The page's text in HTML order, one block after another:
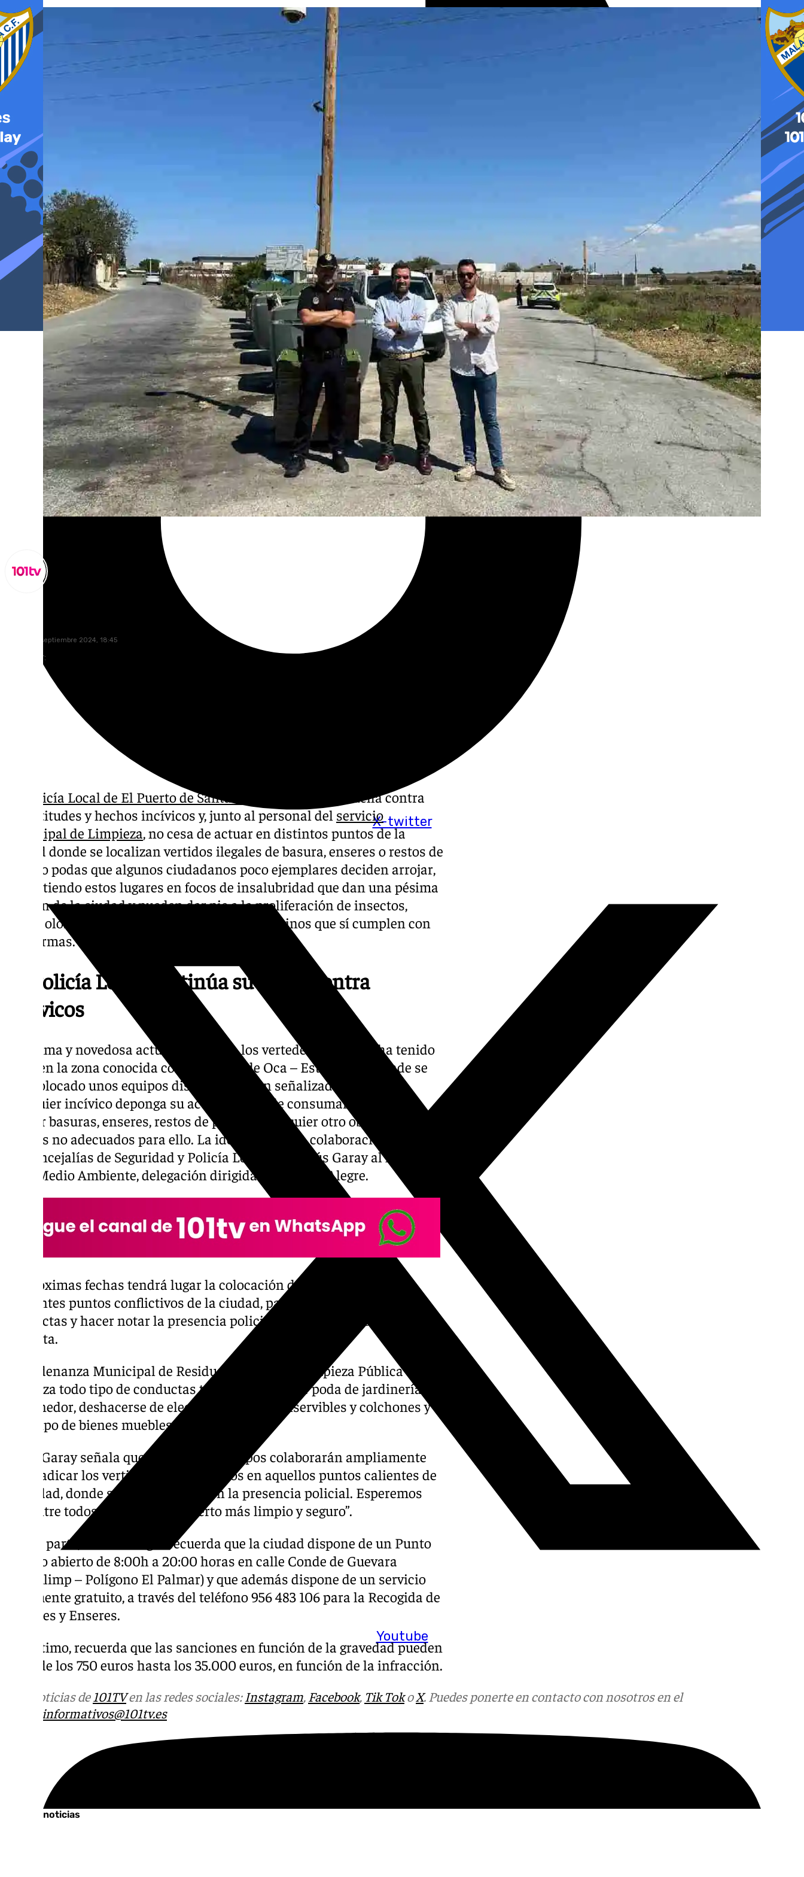
X-twitter
Youtube
martes, 10 septiembre 2024, 18:45
Compartir:
La Policía Local de El Puerto de Santa María
continúa su lucha contra
las actitudes y hechos incívicos y, junto al personal del servicio
municipal de Limpieza, no cesa de actuar en distintos puntos de la
ciudad donde se localizan vertidos ilegales de basura, enseres o restos de
obras o podas que algunos ciudadanos poco ejemplares deciden arrojar,
convirtiendo estos lugares en focos de insalubridad que dan una pésima
imagen de la ciudad y pueden dar pie a la proliferación de insectos,
malos olores y las quejas constantes de los vecinos que sí cumplen con
las normas.
La Policía Local continúa su lucha contra
incívicos
La última y novedosa actuación contra los vertederos ilegales ha tenido
lugar en la zona conocida como Montes de Oca – Estacadilla, donde se
han colocado unos equipos disuasorios bien señalizados para que
cualquier incívico deponga su actitud antes de consumar el hecho de
arrojar basuras, enseres, restos de podas o cualquier otro objeto en
lugares no adecuados para ello. La idea parte de la colaboración entre
las concejalías de Seguridad y Policía Local, con Jesús Garay al frente y
la de Medio Ambiente, delegación dirigida por Millán Alegre.
En próximas fechas tendrá lugar la colocación de estos equipos en
diferentes puntos conflictivos de la ciudad, para tratar de evitar estas
conductas y hacer notar la presencia policial allá donde más se le
necesita.
La Ordenanza Municipal de Residuos Urbanos y Limpieza Pública
penaliza todo tipo de conductas tales como arrojar poda de jardinería al
contenedor, deshacerse de electrodomésticos inservibles y colchones y
todo tipo de bienes muebles y basuras.
Jesús Garay señala que “los nuevos equipos colaborarán ampliamente
en erradicar los vertidos no autorizados en aquellos puntos calientes de
la ciudad, donde se refuerza también la presencia policial. Esperemos
que entre todos tengamos un Puerto más limpio y seguro”.
Por su parte, Millán Alegre recuerda que la ciudad dispone de un Punto
Limpio abierto de 8:00h a 20:00 horas en calle Conde de Guevara
(Cemulimp – Polígono El Palmar) y que además dispone de un servicio
totalmente gratuito, a través del teléfono 956 483 106 para la Recogida de
Muebles y Enseres.
Por último, recuerda que las sanciones en función de la gravedad pueden
ir desde los 750 euros hasta los 35.000 euros, en función de la infracción.
Más noticias de101TVen las redes sociales:Instagram, Facebook, Tik TokoX. Puedes ponerte en contacto con nosotros en el
informativos@101tv.es
Últimas noticias